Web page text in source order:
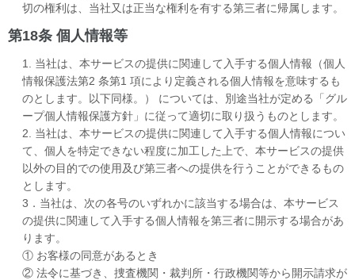
切の権利は、当社又は正当な権利を有する第三者に帰属します。
第18条 個人情報等
1. 当社は、本サービスの提供に関連して入手する個人情報（個人
情報保護法第2 条第1 項により定義される個人情報を意味するも
のとします。以下同様。） については、別途当社が定める「グル
ープ個人情報保護方針」に従って適切に取り扱うものとします。
2. 当社は、本サービスの提供に関連して入手する個人情報につい
て、個人を特定できない程度に加工した上で、本サービスの提供
以外の目的での使用及び第三者への提供を行うことができるもの
とします。
3．当社は、次の各号のいずれかに該当する場合は、本サービス
の提供に関連して入手する個人情報を第三者に開示する場合があ
ります。
① お客様の同意があるとき
② 法令に基づき、捜査機関・裁判所・行政機関等から開示請求が